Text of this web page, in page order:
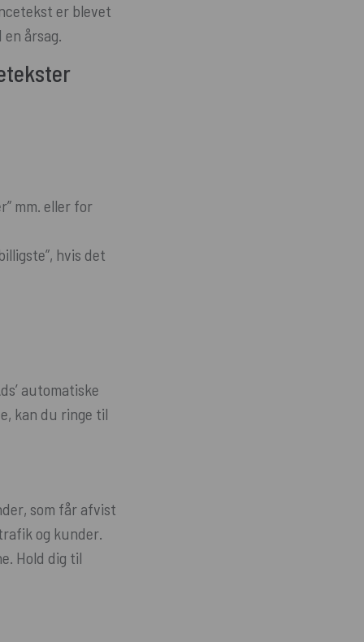
er blevet
årsag.
mm. eller for
hvis det
automatiske
kan du ringe til
som får afvist
og kunder.
Hold dig til